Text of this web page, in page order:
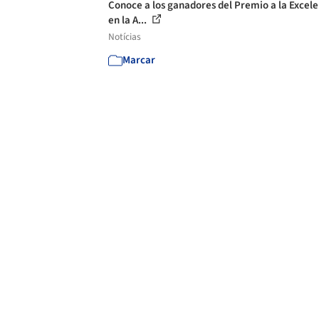
Conoce a los ganadores del Premio a la
en la A...
Notícias
Marcar